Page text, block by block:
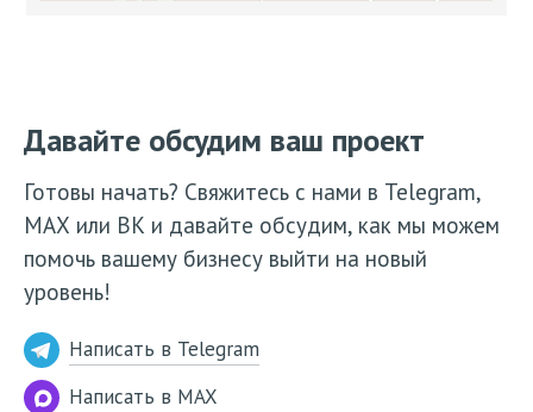
Давайте обсудим ваш проект
Готовы начать? Свяжитесь с нами в Telegram,
МАХ или ВК и давайте обсудим, как мы можем
помочь вашему бизнесу выйти на новый
уровень!
Написать в Telegram
Написать в MAX